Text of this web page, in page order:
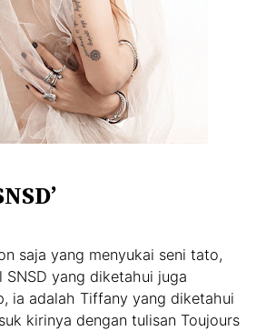
saja yang menyukai seni tato,
SNSD yang diketahui juga
ia adalah Tiffany yang diketahui
kirinya dengan tulisan Toujours